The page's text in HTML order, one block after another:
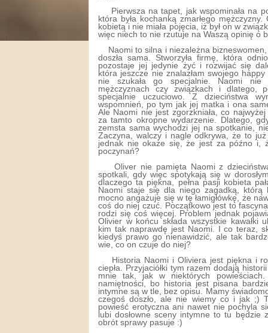
Pierwsza na tapet, jak wspominała na
która była kochanką zmarłego
kobietą i nie miała pojęcia, iż był on w
więc niech to nie rzutuje na Waszą opinię o
Naomi to silna i niezależna
doszła sama. Stworzyła firmę, która
pozostaje jej jedynie żyć i rozwijać się
która jeszcze nie znalazłam swojego
nie szukała go specjalnie. Naomi
mężczyznach czy związkach i dlatego,
specjalnie uczuciowo. Z dzieciństwa
wspomnień, po tym jak jej matka i ona
Ale Naomi nie jest zgorzkniała, co
za tamto okropne wydarzenie. Dlatego,
zemsta sama wychodzi jej na spotkanie,
Zaczyna, walczy i nagle odkrywa, że to
jednak nie okaże się, że jest za późno i,
poczynań?
Oliver nie pamięta Naomi z
spotkali, gdy więc spotykają się w
dlaczego ta piękna, pełna pasji kobieta
Naomi staje się dla niego zagadką, którą
mocno angażuje się w tę łamigłówkę, że
coś do niej czuć. Początkowo jest to
rodzi się coś więcej. Problem jednak
Olivier w końcu składa wszystkie kawałki
kim tak naprawdę jest Naomi. I co teraz,
kiedyś prawo go nienawidzić, ale tak
wie, co on czuje do niej?
Historia Naomi i Oliviera jest piękna i
ciepła. Przyjaciółki tym razem dodają
mnie tak, jak w niektórych
namiętności, bo historia jest pisana
intymne są w tle, bez opisu. Mamy
czegoś doszło, ale nie wiemy co i jak ;)
powieść erotyczna ani nawet nie pochyla
lubi dosłowne sceny intymne to tu będzie
obrót sprawy pasuje :)